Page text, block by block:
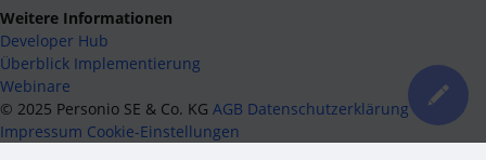
Weitere Informationen
Developer Hub
Überblick Implementierung
Webinare
© 2025 Personio SE & Co. KG AGB Datenschutzerklärung
Impressum Cookie-Einstellungen